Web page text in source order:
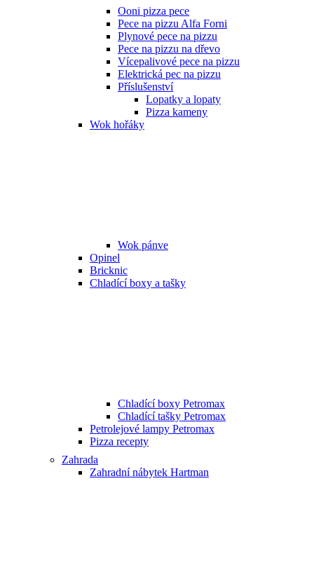
Ooni pizza pece
Pece na pizzu Alfa Forni
Plynové pece na pizzu
Pece na pizzu na dřevo
Vícepalivové pece na pizzu
Elektrická pec na pizzu
Příslušenství
Lopatky a lopaty
Pizza kameny
Wok hořáky
Wok pánve
Opinel
Bricknic
Chladící boxy a tašky
Chladící boxy Petromax
Chladící tašky Petromax
Petrolejové lampy Petromax
Pizza recepty
Zahrada
Zahradní nábytek Hartman